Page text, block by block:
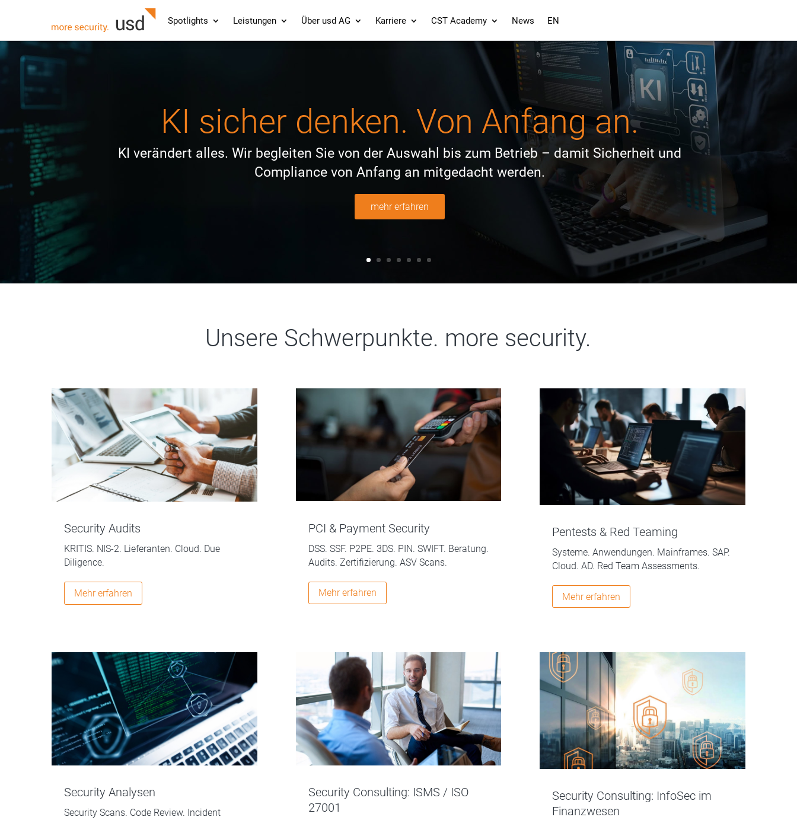
Spotlights Leistungen Über usd AG Karriere CST Academy News EN
KI sicher denken. Von Anfang an.
KI verändert alles. Wir begleiten Sie von der Auswahl bis zum Betrieb – damit Sicherheit und
Compliance von Anfang an mitgedacht werden.
mehr erfahren
Unsere Schwerpunkte. more security.
Security Audits
KRITIS. NIS-2. Lieferanten. Cloud. Due
Diligence.
Mehr erfahren
PCI & Payment Security
DSS. SSF. P2PE. 3DS. PIN. SWIFT. Beratung.
Audits. Zertifizierung. ASV Scans.
Mehr erfahren
Pentests & Red Teaming
Systeme. Anwendungen. Mainframes. SAP.
Cloud. AD. Red Team Assessments.
Mehr erfahren
Security Analysen
Security Scans. Code Review. Incident
Security Consulting: ISMS / ISO
27001
Security Consulting: InfoSec im
Finanzwesen